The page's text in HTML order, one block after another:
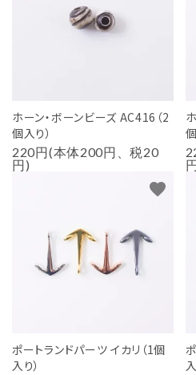
ホーン・ボーンビーズ AC416（2
個入り）
220円(本体200円、税20
円)
ポートランドパーツ イカリ（1個
入り）
favorite